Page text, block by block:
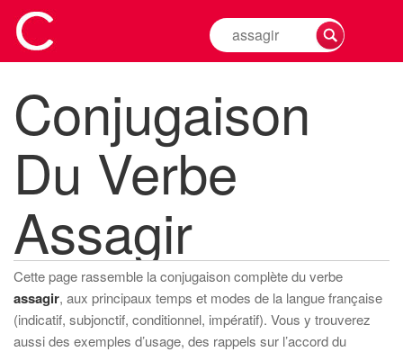
Rechercher
la
d'un
verbe
Conjugaison
Du Verbe
Assagir
Cette page rassemble la conjugaison complète du verbe
assagir, aux principaux temps et modes de la langue française
(indicatif, subjonctif, conditionnel, impératif). Vous y trouverez
aussi des exemples d’usage, des rappels sur l’accord du